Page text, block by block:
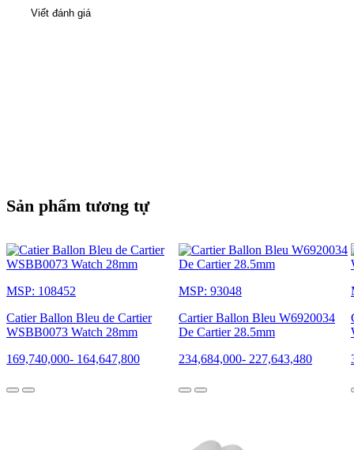
Viết đánh giá
Sản phẩm tương tự
MSP: 108452
Catier Ballon Bleu de Cartier
WSBB0073 Watch 28mm
169,740,000- 164,647,800
MSP: 93048
Cartier Ballon Bleu W6920034
De Cartier 28.5mm
234,684,000- 227,643,480